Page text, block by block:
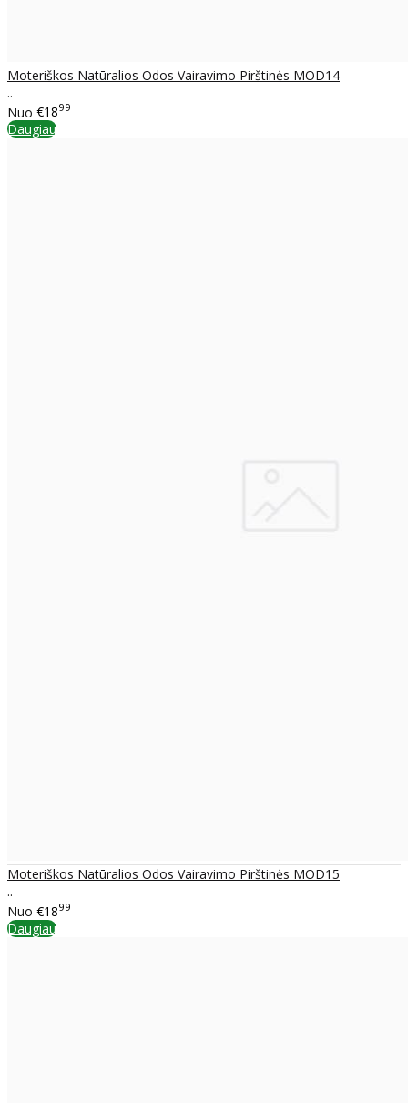
Moteriškos Natūralios Odos Vairavimo Pirštinės MOD14
..
Nuo €1899
Daugiau
Moteriškos Natūralios Odos Vairavimo Pirštinės MOD15
..
Nuo €1899
Daugiau